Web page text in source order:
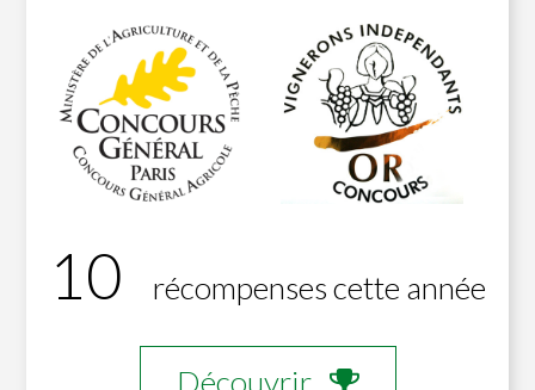
10 récompenses cette année
Découvrir